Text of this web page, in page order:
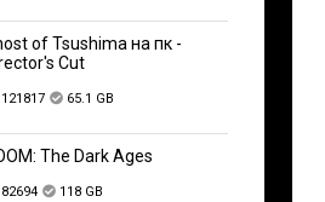
of Tsushima на пк -
Cut
121817 65.1 GB
The Dark Ages
82694 118 GB